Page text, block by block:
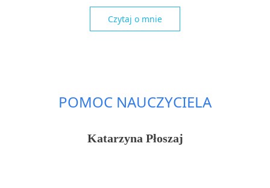
Czytaj o mnie
POMOC NAUCZYCIELA
Katarzyna Płoszaj